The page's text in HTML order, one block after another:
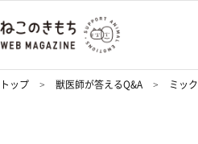
トップ 獣医師が答えるQ&A ミッ